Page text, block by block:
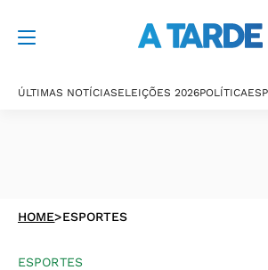
ÚLTIMAS NOTÍCIASELEIÇÕES 2026POLÍTICA
HOME>ESPORTES
ESPORTES